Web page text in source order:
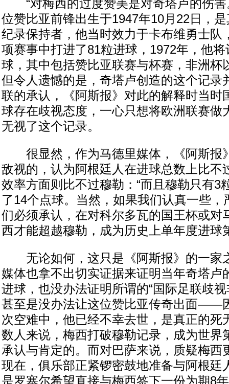
“对梅西的过度赞美是对奇塔卢的伤害
位赞比亚前锋出生于1947年10月22日，
纪录保持者，他当时效力于卡布维勇士队
项赛事中打进了81粒进球，1972年，他
球，其中包括赞比亚联赛与杯赛，非洲杯
但令人遗憾的是，奇塔卢创造的这个记录
联的承认，《阿斯报》对此的解释时当时
球存在歧视态度，一心只想将欧洲联赛做
无视了这个记录。
很显然，作为马德里媒体，《阿斯报
敌视的，认为阿根廷人在进球总数上比不
效率方面则比不过穆勒：“而且穆勒只有3
了14个点球。当然，如果我们认真一些，
们必须承认，在对科尔多瓦的国王杯或对
西才能超越穆勒，成为历史上单年度进球
无论如何，这只是《阿斯报》的一家
媒体也拿不出切实证据来证明当年奇塔卢
进球，也没办法证明所谓的“国际足联歧
甚至是没办法让这位赞比亚传奇出面——
次空难中，他已经不幸去世，是真正的死
数人来说，梅西打破穆勒记录，成为世界
承认与肯定的。而对巴萨来说，质疑梅西
现在，俱乐部正紧锣密鼓地准备与阿根廷
是罗塞尔希望直接与梅西签下一份为期8